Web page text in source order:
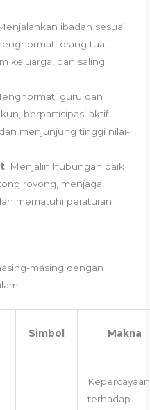
ibadah sesuai
orang tua,
keluarga, dan saling
guru dan
berpartisipasi aktif
menjunjung tinggi nilai-
: Menjalin hubungan baik
royong, menjaga
mematuhi peraturan
masing dengan
Simbol Makna
Kepercayaan
terhadap